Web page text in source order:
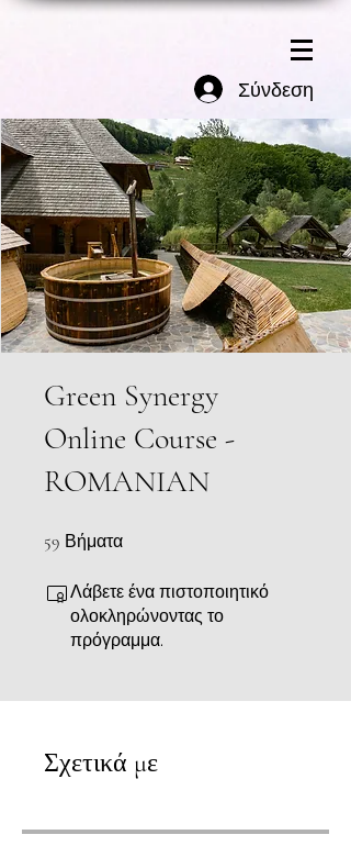
Σύνδεση
Green Synergy
Online Course -
ROMANIAN
59 Βήματα
Λάβετε ένα πιστοποιητικό
ολοκληρώνοντας το
πρόγραμμα.
Σχετικά με